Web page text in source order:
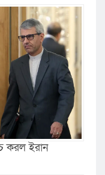
করল ইরান